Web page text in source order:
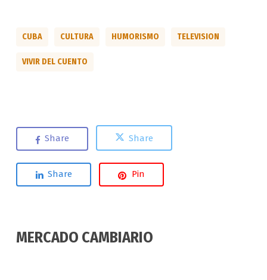
CUBA CULTURA HUMORISMO TELEVISION
VIVIR DEL CUENTO
Share Share
Share Pin
MERCADO CAMBIARIO